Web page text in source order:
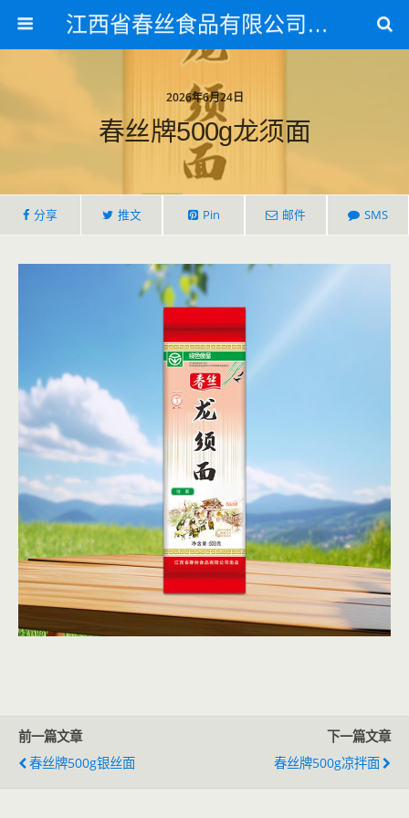
江西省春丝食品有限公司官方网站
2026年6月24日
春丝牌500g龙须面
分享 推文 Pin 邮件 SMS
前一篇文章
春丝牌500g银丝面
下一篇文章
春丝牌500g凉拌面